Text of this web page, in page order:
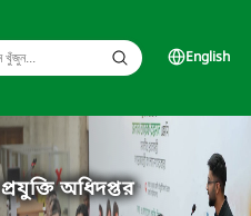
English
অধিদপ্তর